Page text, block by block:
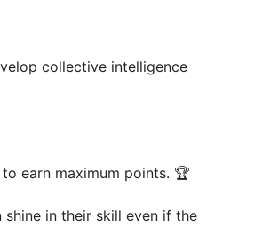
collective intelligence
earn maximum points. 🏆
in their skill even if the